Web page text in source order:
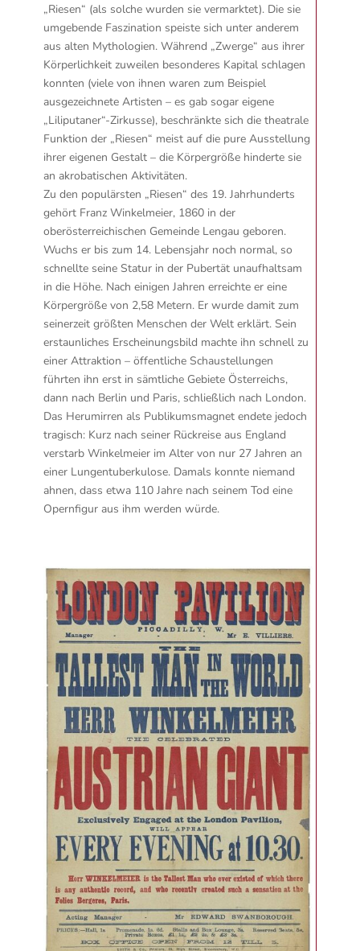
„Riesen“ (als solche wurden sie vermarktet). Die sie
umgebende Faszination speiste sich unter anderem
aus alten Mythologien. Während „Zwerge“ aus ihrer
Körperlichkeit zuweilen besonderes Kapital schlagen
konnten (viele von ihnen waren zum Beispiel
ausgezeichnete Artisten – es gab sogar eigene
„Liliputaner“-Zirkusse), beschränkte sich die theatrale
Funktion der „Riesen“ meist auf die pure Ausstellung
ihrer eigenen Gestalt – die Körpergröße hinderte sie
an akrobatischen Aktivitäten.
Zu den populärsten „Riesen“ des 19. Jahrhunderts
gehört Franz Winkelmeier, 1860 in der
oberösterreichischen Gemeinde Lengau geboren.
Wuchs er bis zum 14. Lebensjahr noch normal, so
schnellte seine Statur in der Pubertät unaufhaltsam
in die Höhe. Nach einigen Jahren erreichte er eine
Körpergröße von 2,58 Metern. Er wurde damit zum
seinerzeit größten Menschen der Welt erklärt. Sein
erstaunliches Erscheinungsbild machte ihn schnell zu
einer Attraktion – öffentliche Schaustellungen
führten ihn erst in sämtliche Gebiete Österreichs,
dann nach Berlin und Paris, schließlich nach London.
Das Herumirren als Publikumsmagnet endete jedoch
tragisch: Kurz nach seiner Rückreise aus England
verstarb Winkelmeier im Alter von nur 27 Jahren an
einer Lungentuberkulose. Damals konnte niemand
ahnen, dass etwa 110 Jahre nach seinem Tod eine
Opernfigur aus ihm werden würde.